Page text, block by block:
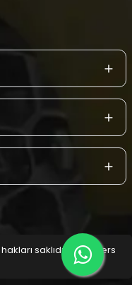
saklıdır.
| Reliefers